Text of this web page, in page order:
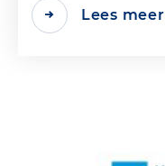
Lees meer